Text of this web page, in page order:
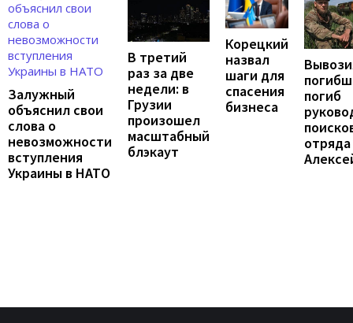
Залужный
объяснил свои
слова о
невозможности
вступления
Украины в НАТО
В третий
раз за две
недели: в
Грузии
произошел
масштабный
блэкаут
Корецкий
назвал
шаги для
спасения
бизнеса
погиб
отряда